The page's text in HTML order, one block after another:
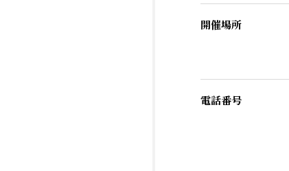
開催場所
電話番号